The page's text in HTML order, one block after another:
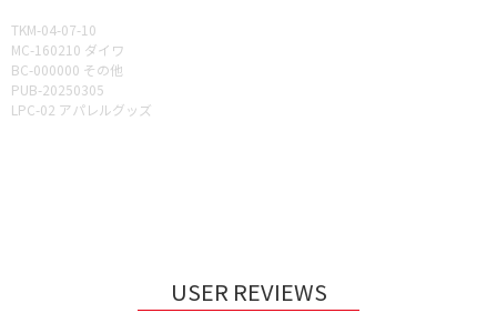
TKM-04-07-10
MC-160210 ダイワ
BC-000000 その他
PUB-20250305
LPC-02 アパレルグッズ
USER REVIEWS